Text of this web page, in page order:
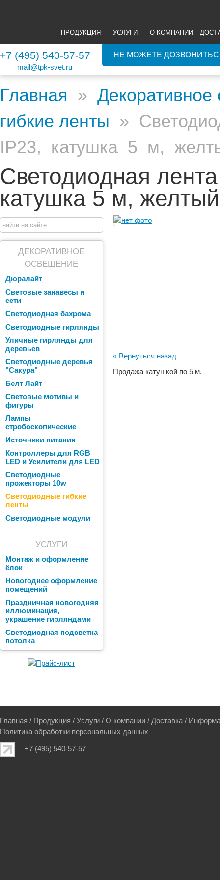
ПРОДУКЦИЯ УСЛУГИ О КОМПАНИИ
+7 (495) 540-57-57
mail@tpk-svet.ru
НЕ МОЖЕТЕ
Главная »
гибкие ленты »
IP23, катушка 5 м,
Светодиодная
катушка 5 м, желтый
ДЕКОРАТИВНОЕ
ОСВЕЩЕНИЕ
Дюралайт
Световые занавесы и
сети
Светодиодная бахрома
Светодиодные гирлянды
Уличные гирлянды для
деревьев
Светодиодные деревья
"Сакура"
Белт Лайт
Световые мотивы и
фигуры
Лампы
стробоскопические
Источники питания
Контроллеры для RGB
LED и Усилители для LED
Светодиодные
прожекторы 10w
Светодиодные гибкие
ленты
Светодиодные модули
УСЛУГИ
Монтаж и оформление
ёлок
Новогоднее оформление
помещений
Праздничная новогодняя
иллюминация,
украшение гирляндами
Светодиодная подсветка
потолка
« Вернуться назад
Продажа катушкой по 5 м.
Главная / Продукция / Услуги / О компании / Доставка /
Политика обработки персональных данных
+7 (495) 540-57-57